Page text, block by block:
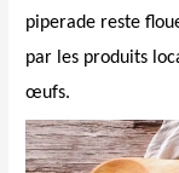
piperade reste
par les produits
œufs.